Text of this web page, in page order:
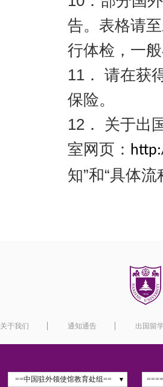
告。表格请
行体检，一
11 ．
请在获
保险。
12 ．
关于出
室网页：
知”和“具体
关于我们 通知通告 出国留
==中国驻外领使馆教育处组==